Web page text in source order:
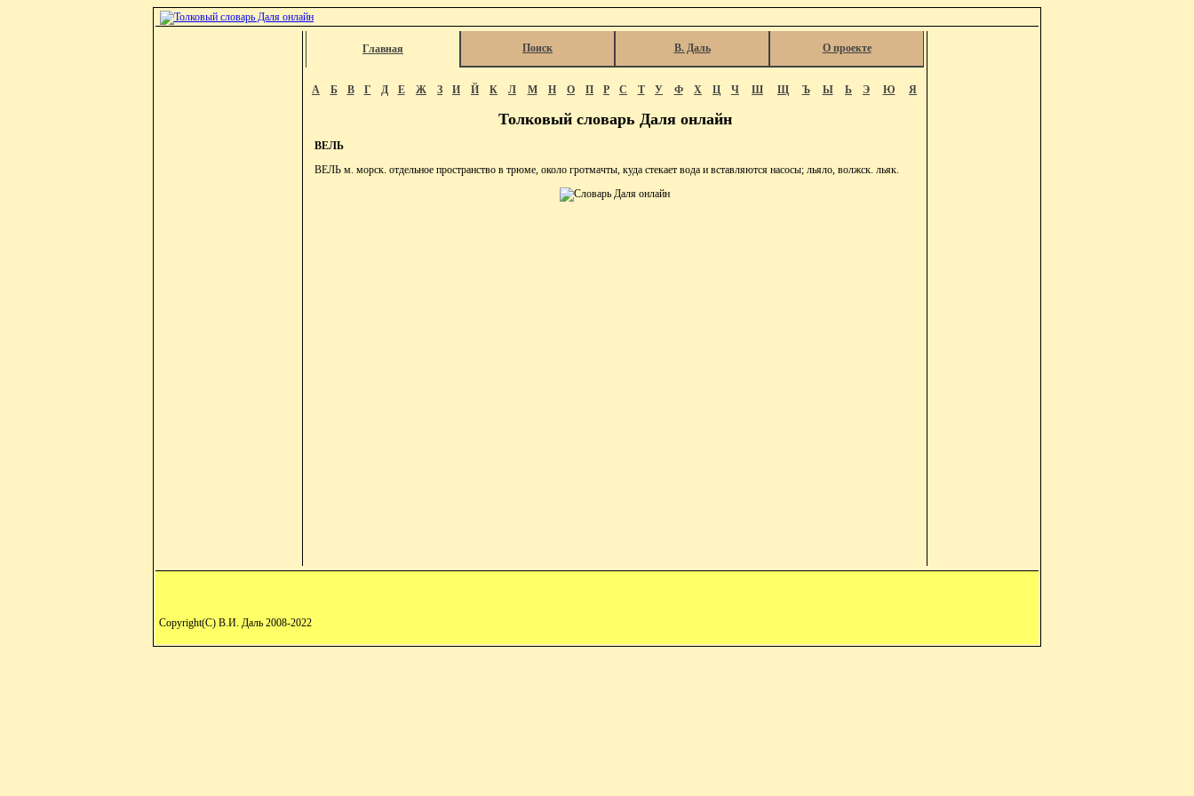
Главная Поиск В. Даль О проекте
А Б В Г Д Е Ж З И Й К Л М Н О П Р С Т У Ф Х Ц Ч Ш Щ Ъ Ы Ь Э Ю Я
Толковый словарь Даля онлайн
ВЕЛЬ
ВЕЛЬ м. морск. отдельное пространство в трюме, около гротмачты, куда стекает вода и вставляются насосы; льяло, волжск. льяк.
Copyright(C) В.И. Даль 2008-2022